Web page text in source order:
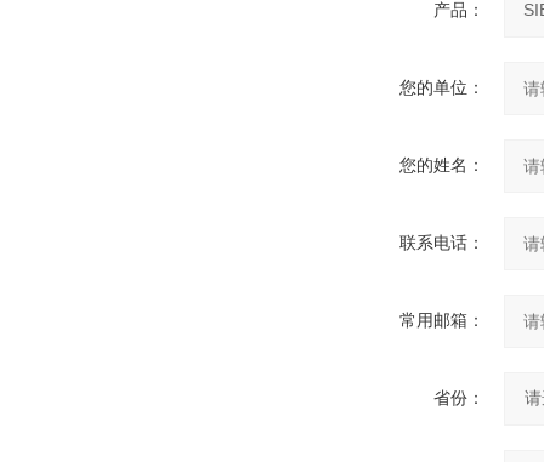
产品：
您的单位：
您的姓名：
联系电话：
常用邮箱：
省份：